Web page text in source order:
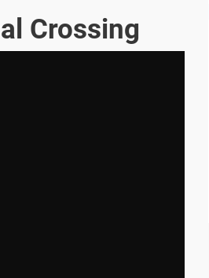
Crossing